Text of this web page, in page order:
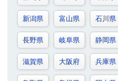
新潟県 富山県 石川県
長野県 岐阜県 静岡県
滋賀県 大阪府 兵庫県